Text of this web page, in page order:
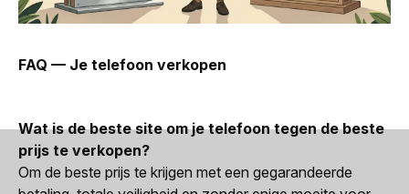
FAQ — Je telefoon verkopen
Wat is de beste site om je telefoon tegen de beste
prijs te verkopen?
Om de beste prijs te krijgen met een gegarandeerde